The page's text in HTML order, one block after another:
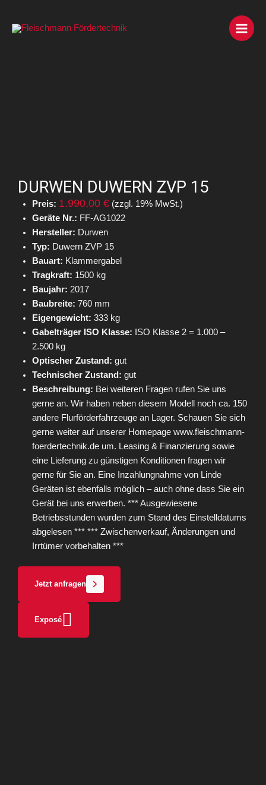
springen
DURWEN DUWERN ZVP 15
Preis: 1.990,00 €(zzgl. 19% MwSt.)
Geräte Nr.: FF-AG1022
Hersteller: Durwen
Typ: Duwern ZVP 15
Bauart: Klammergabel
Tragkraft: 1500 kg
Baujahr: 2017
Baubreite: 760 mm
Eigengewicht: 333 kg
Gabelträger ISO Klasse: ISO Klasse 2 = 1.000 –
2.500 kg
Optischer Zustand: gut
Technischer Zustand: gut
Beschreibung: Bei weiteren Fragen rufen Sie uns
gerne an. Wir haben neben diesem Modell noch ca. 150
andere Flurförderfahrzeuge an Lager. Schauen Sie sich
gerne weiter auf unserer Homepage www.fleischmann-
foerdertechnik.de um. Leasing & Finanzierung sowie
eine Lieferung zu günstigen Konditionen fragen wir
gerne für Sie an. Eine Inzahlungnahme von Linde
Geräten ist ebenfalls möglich – auch ohne dass Sie ein
Gerät bei uns erwerben. *** Ausgewiesene
Betriebsstunden wurden zum Stand des Einstelldatums
abgelesen *** *** Zwischenverkauf, Änderungen und
Irrtümer vorbehalten ***
Jetzt anfragen
Exposé